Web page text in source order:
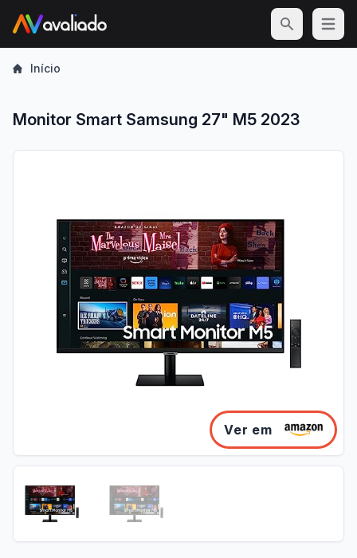
Open
Início
Monitor Smart Samsung 27" M5 2023
Ver em